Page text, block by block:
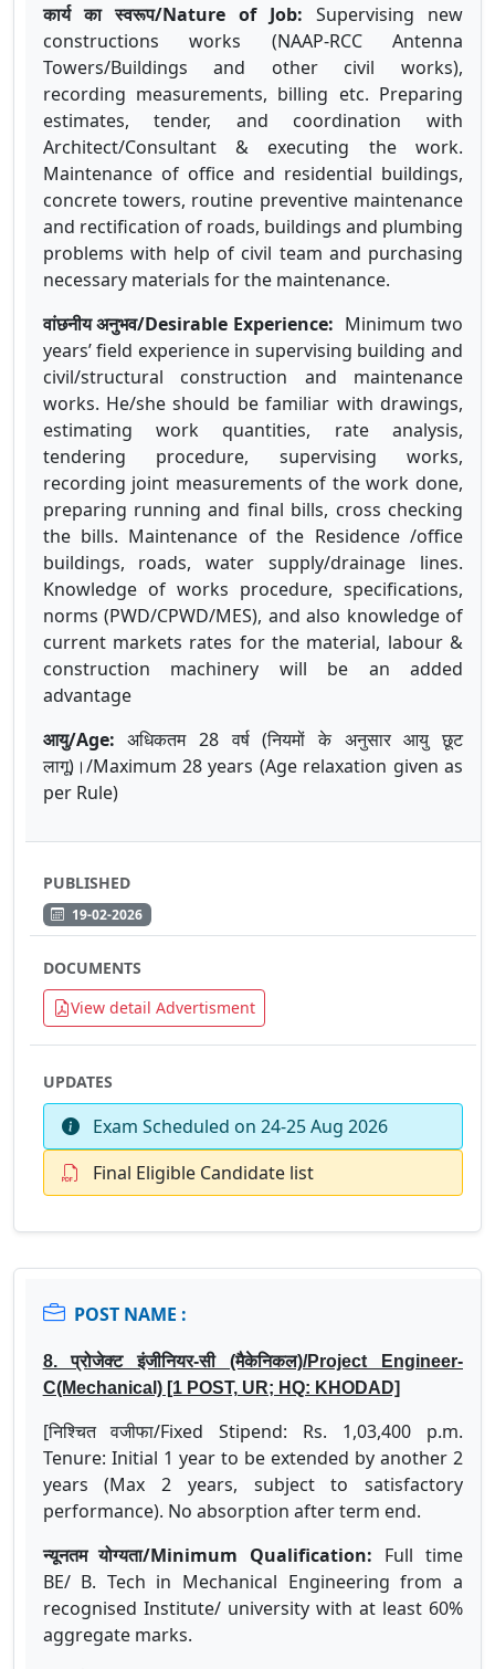
कार्य का स्वरूप/Nature of Job: Supervising new
constructions works (NAAP-RCC Antenna
Towers/Buildings and other civil works),
recording measurements, billing etc. Preparing
estimates, tender, and coordination with
Architect/Consultant & executing the work.
Maintenance of office and residential buildings,
concrete towers, routine preventive maintenance
and rectification of roads, buildings and plumbing
problems with help of civil team and purchasing
necessary materials for the maintenance.
वांछनीय अनुभव/Desirable Experience: Minimum two
years’ field experience in supervising building and
civil/structural construction and maintenance
works. He/she should be familiar with drawings,
estimating work quantities, rate analysis,
tendering procedure, supervising works,
recording joint measurements of the work done,
preparing running and final bills, cross checking
the bills. Maintenance of the Residence /office
buildings, roads, water supply/drainage lines.
Knowledge of works procedure, specifications,
norms (PWD/CPWD/MES), and also knowledge of
current markets rates for the material, labour &
construction machinery will be an added
advantage
आयु/Age:अधिकतम28वर्ष(नियमों के अनुसार आयु छूट
लागू)।/Maximum 28 years (Age relaxation given as
per Rule)
PUBLISHED
19-02-2026
DOCUMENTS
View detail Advertisment
UPDATES
Exam Scheduled on 24-25 Aug 2026
Final Eligible Candidate list
POST NAME :
8. प्रोजेक्ट इंजीनियर-सी (मैकेनिकल)/Project Engineer-
C(Mechanical) [1 POST, UR; HQ: KHODAD]
[निश्चित वजीफा/Fixed Stipend: Rs. 1,03,400 p.m.
Tenure: Initial 1 year to be extended by another 2
years (Max 2 years, subject to satisfactory
performance). No absorption after term end.
न्यूनतम योग्यता/Minimum Qualification: Full time
BE/ B. Tech in Mechanical Engineering from a
recognised Institute/ university with at least 60%
aggregate marks.